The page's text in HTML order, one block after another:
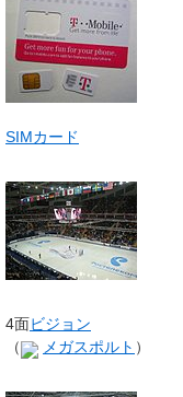
SIMカード
4面ビジョン
（
メガスポルト ）